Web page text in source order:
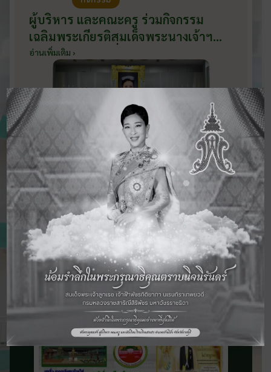
ผู้บริหาร และคณะครู ร่วมกิจกรรม
เฉลิมพระเกียรติสมเด็จพระนางเจ้าฯ
พระบรมราชินี เนื่องในโอกาสวันเฉลิม
พระชนมพรรษา กับหน่วยงานอำเภอ
เมืองบ้านโป่ง ณ ศาลาประชาคมริมน้ำ
วันที่ 3 มิถุนายน 2569
อ่านเพิ่มเติม ›
ดูข่าวสารทั้งหมด
จดหมายข่าว
ประชาสัมพันธ์
ติดตามข่าวสารและความเคลื่อนไหวของ
โรงเรียน